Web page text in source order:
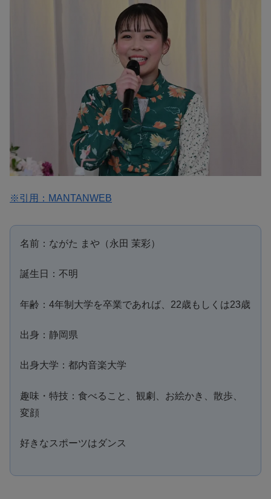
※引用：MANTANWEB
名前：ながた まや（永田 茉彩）
誕生日：不明
年齢：4年制大学を卒業であれば、22歳もしくは23歳
出身：静岡県
出身大学：都内音楽大学
趣味・特技：食べること、観劇、お絵かき、散歩、
変顔
好きなスポーツはダンス